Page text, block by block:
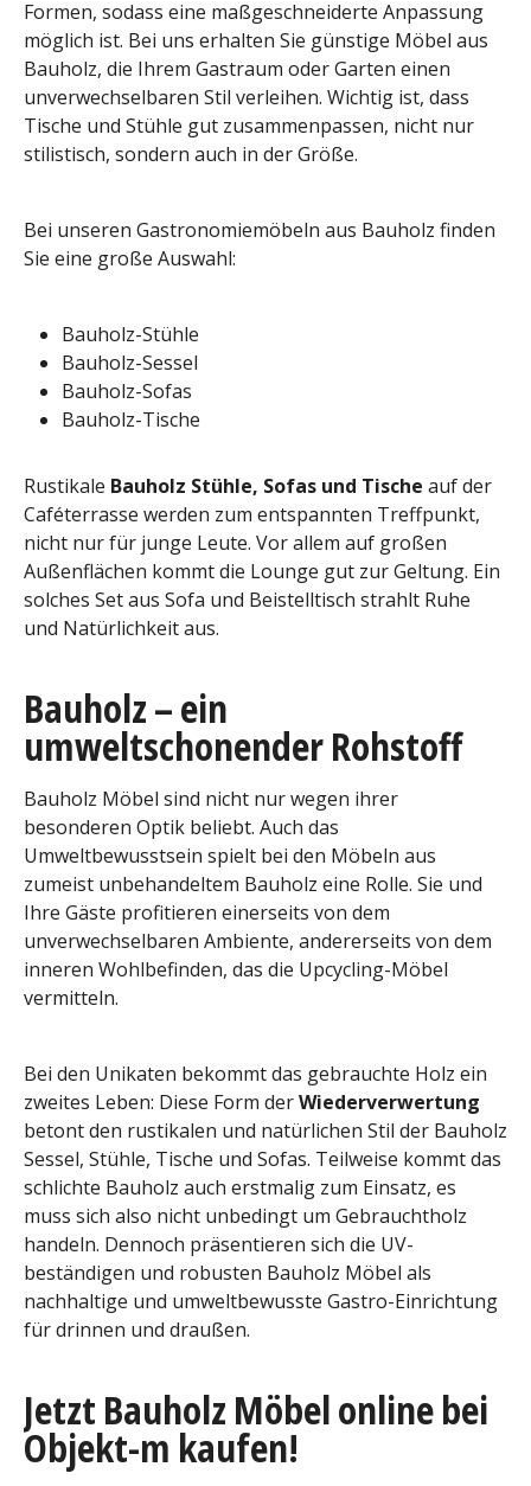
Formen, sodass eine maßgeschneiderte Anpassung
möglich ist. Bei uns erhalten Sie günstige Möbel aus
Bauholz, die Ihrem Gastraum oder Garten einen
unverwechselbaren Stil verleihen. Wichtig ist, dass
Tische und Stühle gut zusammenpassen, nicht nur
stilistisch, sondern auch in der Größe.
Bei unseren Gastronomiemöbeln aus Bauholz finden
Sie eine große Auswahl:
Bauholz-Stühle
Bauholz-Sessel
Bauholz-Sofas
Bauholz-Tische
Rustikale Bauholz Stühle, Sofas und Tische auf der
Caféterrasse werden zum entspannten Treffpunkt,
nicht nur für junge Leute. Vor allem auf großen
Außenflächen kommt die Lounge gut zur Geltung. Ein
solches Set aus Sofa und Beistelltisch strahlt Ruhe
und Natürlichkeit aus.
Bauholz – ein
umweltschonender Rohstoff
Bauholz Möbel sind nicht nur wegen ihrer
besonderen Optik beliebt. Auch das
Umweltbewusstsein spielt bei den Möbeln aus
zumeist unbehandeltem Bauholz eine Rolle. Sie und
Ihre Gäste profitieren einerseits von dem
unverwechselbaren Ambiente, andererseits von dem
inneren Wohlbefinden, das die Upcycling-Möbel
vermitteln.
Bei den Unikaten bekommt das gebrauchte Holz ein
zweites Leben: Diese Form derWiederverwertung
betont den rustikalen und natürlichen Stil der Bauholz
Sessel, Stühle, Tische und Sofas. Teilweise kommt das
schlichte Bauholz auch erstmalig zum Einsatz, es
muss sich also nicht unbedingt um Gebrauchtholz
handeln. Dennoch präsentieren sich die UV-
beständigen und robusten Bauholz Möbel als
nachhaltige und umweltbewusste Gastro-Einrichtung
für drinnen und draußen.
Jetzt Bauholz Möbel online bei
Objekt-m kaufen!